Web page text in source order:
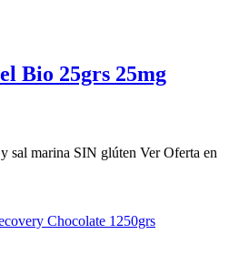
Bio 25grs 25mg
sal marina SIN glúten Ver Oferta en